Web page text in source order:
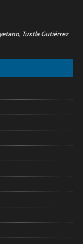
Tuxtla Gutiérrez